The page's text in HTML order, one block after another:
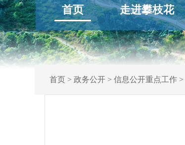
首页 走进攀枝花
首页> 政务公开> 信息公开重点工作>